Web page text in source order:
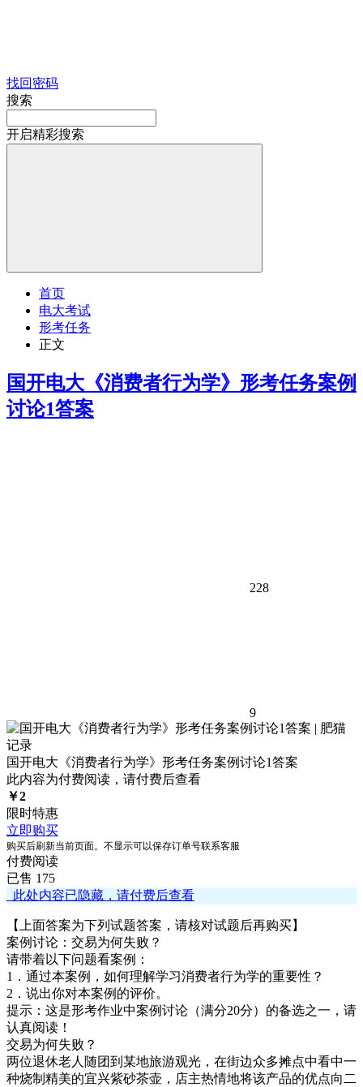
找回密码
搜索
开启精彩搜索
首页
电大考试
形考任务
正文
国开电大《消费者行为学》形考任务案例
讨论1答案
228
9
国开电大《消费者行为学》形考任务案例讨论1答案
此内容为付费阅读，请付费后查看
￥2
限时特惠
立即购买
购买后刷新当前页面。不显示可以保存订单号联系客服
付费阅读
已售 175
此处内容已隐藏，请付费后查看
【上面答案为下列试题答案，请核对试题后再购买】
案例讨论：交易为何失败？
请带着以下问题看案例：
1．通过本案例，如何理解学习消费者行为学的重要性？
2．说出你对本案例的评价。
提示：这是形考作业中案例讨论（满分20分）的备选之一，请
认真阅读！
交易为何失败？
两位退休老人随团到某地旅游观光，在街边众多摊点中看中一
种烧制精美的宜兴紫砂茶壶，店主热情地将该产品的优点向二